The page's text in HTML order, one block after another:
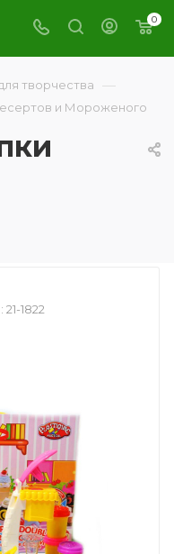
0
творчества —
и Мороженого
21-1822